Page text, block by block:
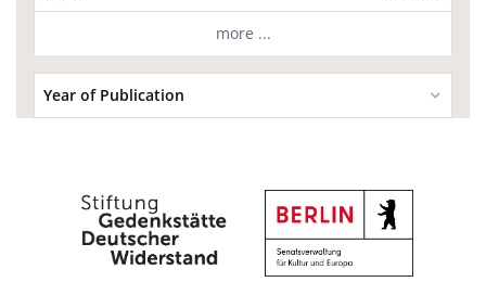
more ...
Year of Publication